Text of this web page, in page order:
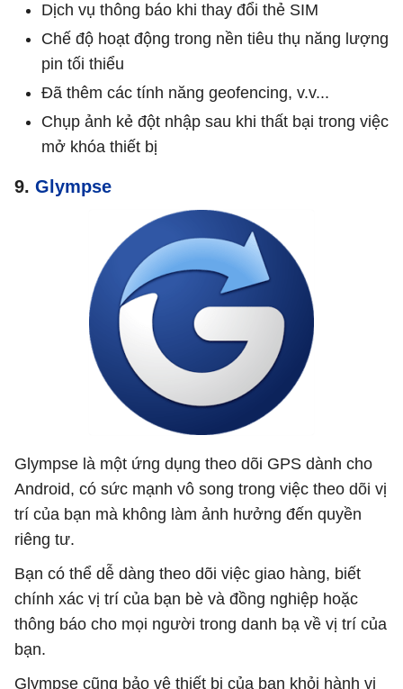
Dịch vụ thông báo khi thay đổi thẻ SIM
Chế độ hoạt động trong nền tiêu thụ năng lượng
pin tối thiểu
Đã thêm các tính năng geofencing, v.v...
Chụp ảnh kẻ đột nhập sau khi thất bại trong việc
mở khóa thiết bị
9. Glympse
Glympse là một ứng dụng theo dõi GPS dành cho
Android, có sức mạnh vô song trong việc theo dõi vị
trí của bạn mà không làm ảnh hưởng đến quyền
riêng tư.
Bạn có thể dễ dàng theo dõi việc giao hàng, biết
chính xác vị trí của bạn bè và đồng nghiệp hoặc
thông báo cho mọi người trong danh bạ về vị trí của
bạn.
Glympse cũng bảo vệ thiết bị của bạn khỏi hành vi